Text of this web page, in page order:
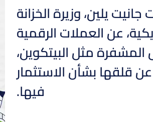
يلين، وزيرة الخزانة
عن العملات الرقمية
مثل البيتكوين،
قلقها بشأن الاستثمار
فيها.